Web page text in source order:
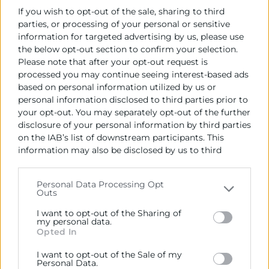
If you wish to opt-out of the sale, sharing to third
parties, or processing of your personal or sensitive
information for targeted advertising by us, please use
the below opt-out section to confirm your selection.
Please note that after your opt-out request is
processed you may continue seeing interest-based ads
based on personal information utilized by us or
personal information disclosed to third parties prior to
your opt-out. You may separately opt-out of the further
disclosure of your personal information by third parties
on the IAB’s list of downstream participants. This
information may also be disclosed by us to third
Please note that this website/app uses one or more
Google services and may gather and store information
including but not limited to your visit or usage
behaviour. You may click to grant or deny consent to
below specified purposes in below Google consent
Personal Data Processing Opt
Outs
I want to opt-out of the Sharing of
my personal data.
Opted In
I want to opt-out of the Sale of my
Personal Data.
22 de octubre de 2022
¿Qué es la metodología SCRUM y
cómo puede ayudarte en la
gestión de proyectos?
Scrum es una metodología ágil de trabajo que